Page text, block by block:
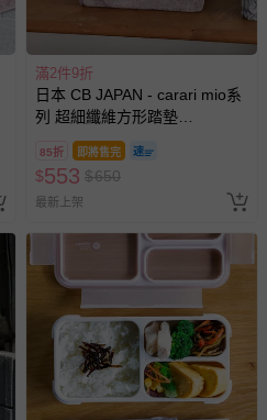
滿2件9折
日本 CB JAPAN - carari mio系
列 超細纖維方形踏墊
70x70cm-258g
85折 即將售完
$553 $650
最新上架